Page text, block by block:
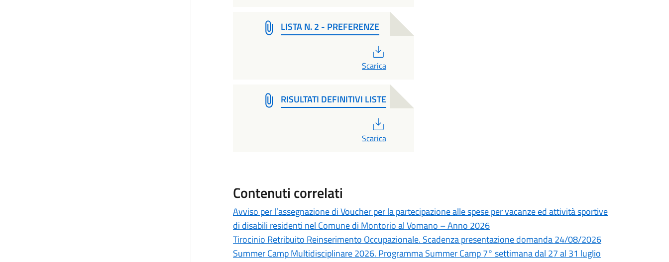
LISTA N. 2 - PREFERENZE
Scarica
RISULTATI DEFINITIVI LISTE
Scarica
Contenuti correlati
Avviso per l’assegnazione di Voucher per la partecipazione alle spese per vacanze ed attività sportive
di disabili residenti nel Comune di Montorio al Vomano – Anno 2026
Tirocinio Retribuito Reinserimento Occupazionale. Scadenza presentazione domanda 24/08/2026
Summer Camp Multidisciplinare 2026. Programma Summer Camp 7° settimana dal 27 al 31 luglio